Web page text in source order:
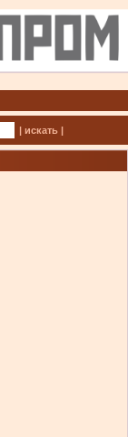
| искать |